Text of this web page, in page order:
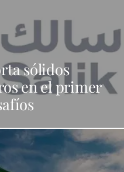
sólidos
en el primer